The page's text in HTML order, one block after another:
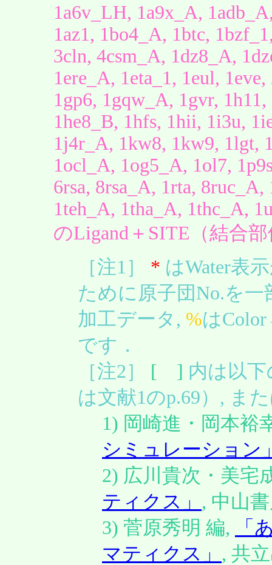
1a6v_LH, 1a9x_A,
1az1, 1bo4_A, 1btc,
3cln, 4csm_A, 1dz8_A,
1ere_A, 1eta_1, 1eul,
1gp6, 1gqw_A, 1gvr,
1he8_B, 1hfs, 1hii, 1i3u,
1j4r_A, 1kw8, 1kw9, 1lgt,
1ocl_A, 1og5_A, 1ol7,
6rsa, 8rsa_A, 1rta,
1teh_A, 1tha_A, 1thc_A,
のLigand＋SITE（結合
［注1］ * はWater表
ために原子団No.を
加工データ, %は
です．
［注2］ [ ] 内は以
は文献1のp.69）, ま
1) 岡崎進・岡本裕
シミュレーション
2) 広川貴次・美宅
ティクス」 , 中山
3) 菅原秀明 編,
「
マティクス」 , 共